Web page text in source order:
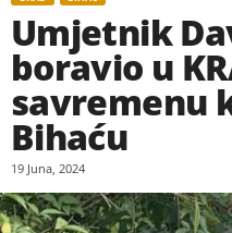
Umjetnik
boravio u
savremenu
Bihaću
19 Juna, 2024